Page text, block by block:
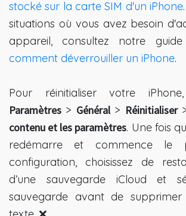
stocké sur la carte SIM d'un iPhone
situations où vous avez besoin
appareil, consultez notre
comment déverrouiller un iPhone.
Pour réinitialiser votre
Paramètres > Général> Réinitialiser
contenu et les paramètres. Une fois
redémarre et commence le
configuration, choisissez de
d’une sauvegarde iCloud et
sauvegarde avant de supprimer